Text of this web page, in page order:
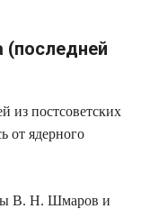
(последней
из постсоветских
от ядерного
В. Н. Шмаров и